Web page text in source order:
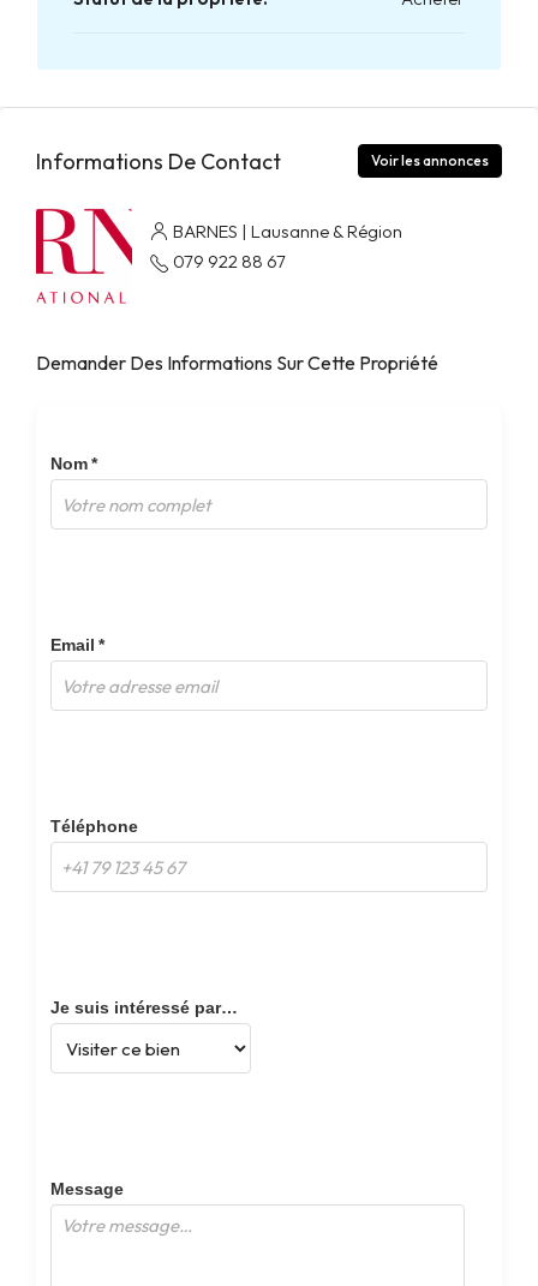
Informations De Contact Voir les annonces
BARNES | Lausanne & Région
079 922 88 67
Demander Des Informations Sur Cette Propriété
Nom *
Email *
Téléphone
Je suis intéressé par…
Message